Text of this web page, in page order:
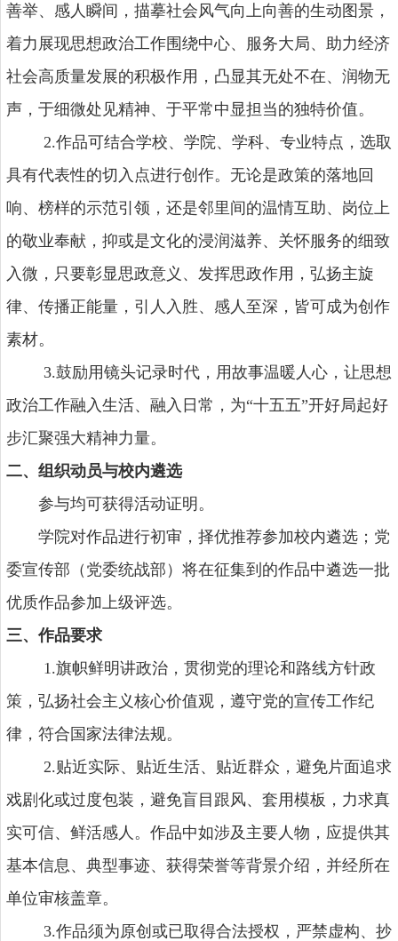
善举、感人瞬间，描摹社会风气向上向善的生动图景，
着力展现思想政治工作围绕中心、服务大局、助力经济
社会高质量发展的积极作用，凸显其无处不在、润物无
声，于细微处见精神、于平常中显担当的独特价值。
2.作品可结合学校、学院、学科、专业特点，选取
具有代表性的切入点进行创作。无论是政策的落地回
响、榜样的示范引领，还是邻里间的温情互助、岗位上
的敬业奉献，抑或是文化的浸润滋养、关怀服务的细致
入微，只要彰显思政意义、发挥思政作用，弘扬主旋
律、传播正能量，引人入胜、感人至深，皆可成为创作
素材。
3.鼓励用镜头记录时代 ，用故事温暖人心，让思想
政治工作融入生活、融入日常，为“十五五”开好局起好
步汇聚强大精神力量。
二、组织动员与校内遴选
参与均可获得活动证明。
学院对作品进行初审，择优推荐参加校内遴选；党
委宣传部（党委统战部）将在征集到的作品中遴选一批
优质作品参加上级评选。
三、作品要求
1.旗帜鲜明讲政治，贯彻党的理论和路线方针政
策，弘扬社会主义核心价值观，遵守党的宣传工作纪
律，符合国家法律法规。
2.贴近实际、贴近生活、贴近群众，避免片面追求
戏剧化或过度包装，避免盲目跟风、套用模板，力求真
实可信、鲜活感人。作品中如涉及主要人物，应提供其
基本信息、典型事迹、获得荣誉等背景介绍，并经所在
单位审核盖章。
3.作品须为原创或已取得合法授权，严禁虚构、抄